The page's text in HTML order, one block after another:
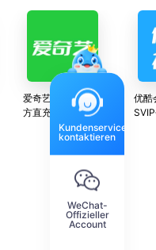
爱奇艺黄金会员 官
方直充 秒到账
优酷
Kundenservice
kontaktieren
WeChat-
Offizieller
Account